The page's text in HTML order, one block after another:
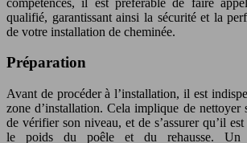
qualifié, garantissant ainsi la sécurité et la
de votre installation de cheminée.
Préparation
Avant de procéder à l’installation, il est
zone d’installation. Cela implique de nettoyer
de vérifier son niveau, et de s’assurer qu’il
le poids du poêle et du rehausse. Un